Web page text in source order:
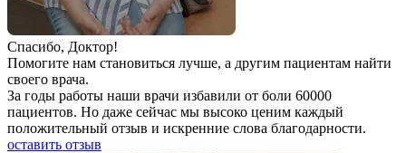
Спаcибо, Доктор!
Помогите нам становиться лучше, а другим пациентам найти
своего врача.
За годы работы наши врачи избавили от боли 60000
пациентов. Но даже сейчас мы высоко ценим каждый
положительный отзыв и искренние слова благодарности.
оставить отзыв